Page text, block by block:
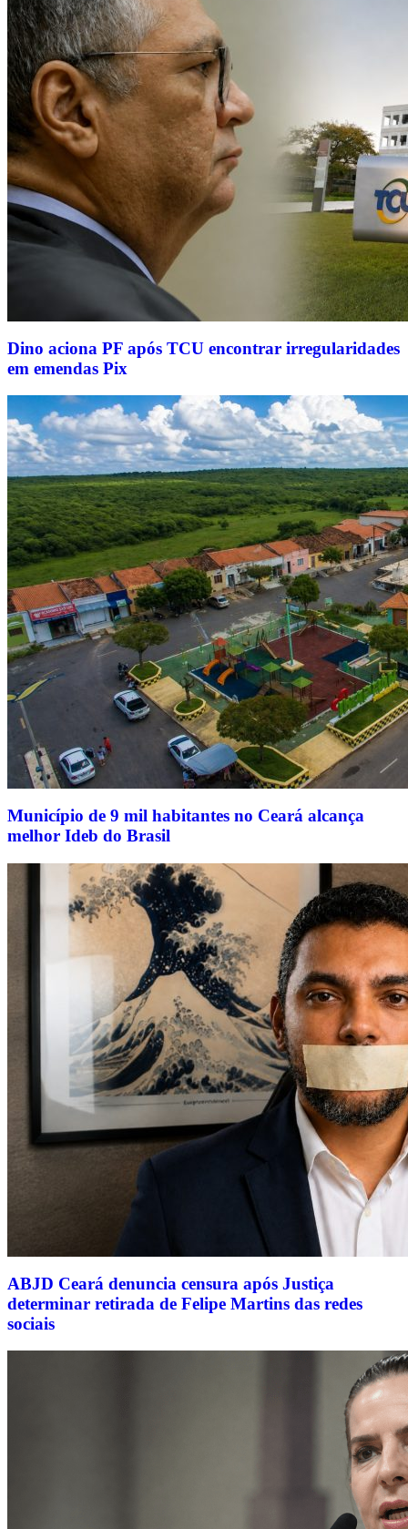
Dino aciona PF após TCU encontrar irregularidades
em emendas Pix
Município de 9 mil habitantes no Ceará alcança
melhor Ideb do Brasil
ABJD Ceará denuncia censura após Justiça
determinar retirada de Felipe Martins das redes
sociais